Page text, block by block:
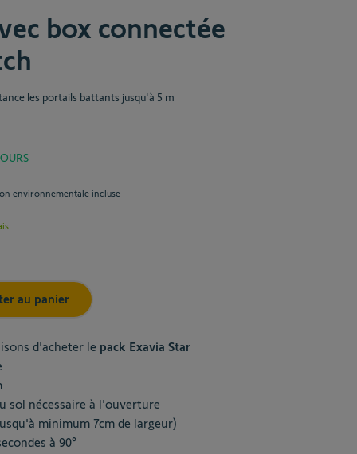
box connectée
les portails battants jusqu'à 5 m
environnementale incluse
au panier
switch - la box domotique pour piloter votre
connecté
d'acheter le pack Exavia Star
sol nécessaire à l'ouverture
minimum 7cm de largeur)
à 90°